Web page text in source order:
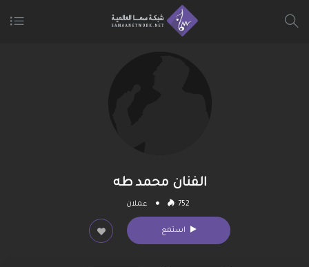
الفنان محمد طه
752 عملان
استمع